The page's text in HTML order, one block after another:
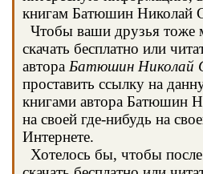
книгам Батюшин Николай
Чтобы ваши друзья тоже
скачать бесплатно или
автора Батюшин Николай
проставить ссылку на
книгами автора Батюшин
на своей где-нибудь на
Интернете.
Хотелось бы, чтобы после